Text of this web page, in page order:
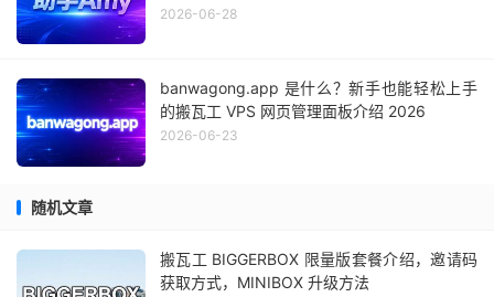
2026-06-28
banwagong.app 是什么？新手也能轻松上手
的搬瓦工 VPS 网页管理面板介绍 2026
2026-06-23
随机文章
搬瓦工 BIGGERBOX 限量版套餐介绍，邀请码
获取方式，MINIBOX 升级方法